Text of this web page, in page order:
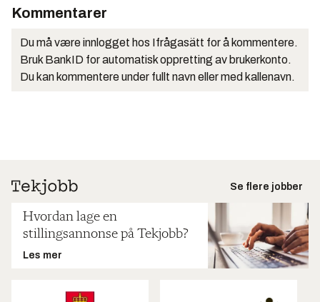
Kommentarer
Du må være innlogget hos Ifrågasätt for å kommentere.
Bruk BankID for automatisk oppretting av brukerkonto.
Du kan kommentere under fullt navn eller med kallenavn.
Se flere jobber
Hvordan lage en
stillingsannonse på Tekjobb?
Les mer